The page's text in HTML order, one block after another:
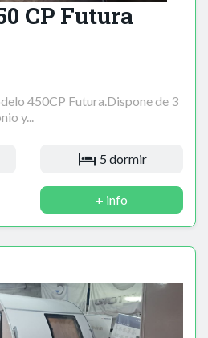
CP Futura
450CP Futura.Dispone de 3
y...
5 dormir
+ info